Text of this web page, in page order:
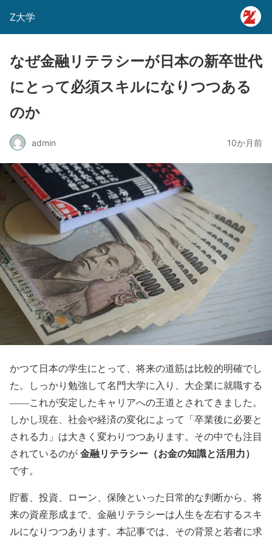
Z大学
なぜ金融リテラシーが日本の新卒世代
にとって必須スキルになりつつある
のか
admin 10か月前
かつて日本の学生にとって、将来の道筋は比較的明確でし
た。しっかり勉強して名門大学に入り、大企業に就職する
——これが安定したキャリアへの王道とされてきました。
しかし現在、社会や経済の変化によって「卒業後に必要と
される力」は大きく変わりつつあります。その中でも注目
されているのが金融リテラシー（お金の知識と活用力）
です。
貯蓄、投資、ローン、保険といった日常的な判断から、将
来の資産形成まで、金融リテラシーは人生を左右するスキ
ルになりつつあります。本記事では、その背景と若者に求